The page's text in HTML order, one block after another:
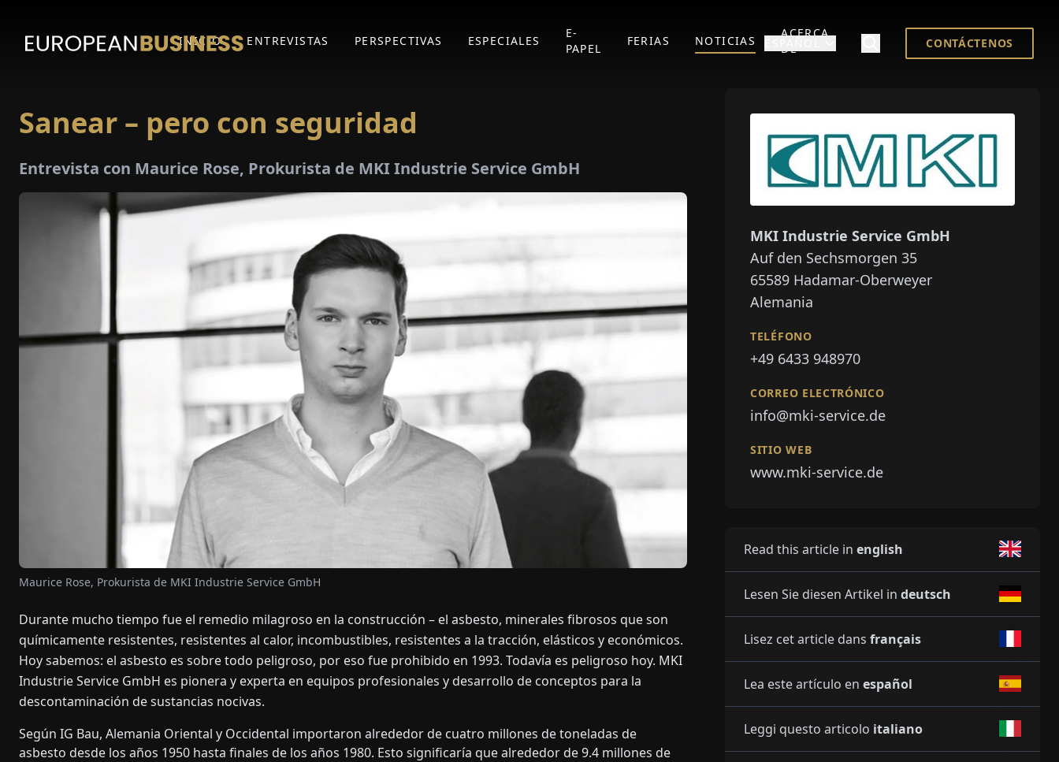
INICIO ENTREVISTAS PERSPECTIVAS ESPECIALES
E-
PAPEL
FERIAS NOTICIAS
ACERCA
DE
CONTÁCTENOS
Sanear – pero con seguridad
Entrevista con Maurice Rose, Prokurista de MKI Industrie Service GmbH
Maurice Rose, Prokurista de MKI Industrie Service GmbH
Durante mucho tiempo fue el remedio milagroso en la construcción – el asbesto, minerales fibrosos que son
químicamente resistentes, resistentes al calor, incombustibles, resistentes a la tracción, elásticos y económicos.
Hoy sabemos: el asbesto es sobre todo peligroso, por eso fue prohibido en 1993. Todavía es peligroso hoy. MKI
Industrie Service GmbH es pionera y experta en equipos profesionales y desarrollo de conceptos para la
descontaminación de sustancias nocivas.
Según IG Bau, Alemania Oriental y Occidental importaron alrededor de cuatro millones de toneladas de
asbesto desde los años 1950 hasta finales de los años 1980. Esto significaría que alrededor de 9.4 millones de
MKI Industrie Service GmbH
Auf den Sechsmorgen 35
65589 Hadamar-Oberweyer
Alemania
TELÉFONO
+49 6433 948970
CORREO ELECTRÓNICO
info@mki-service.de
SITIO WEB
www.mki-service.de
Read this article in english
Lesen Sie diesen Artikel in deutsch
Lisez cet article dans français
Lea este artículo en español
Leggi questo articolo italiano